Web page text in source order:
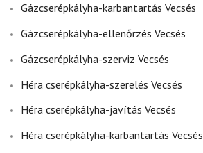
Gázcserépkályha-karbantartás Vecsés
Gázcserépkályha-ellenőrzés Vecsés
Gázcserépkályha-szerviz Vecsés
Héra cserépkályha-szerelés Vecsés
Héra cserépkályha-javítás Vecsés
Héra cserépkályha-karbantartás Vecsés